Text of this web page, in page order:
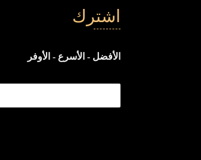
اشترك
الأفضل - الأسرع - الأوفر